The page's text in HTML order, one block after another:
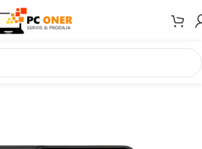
Mobiteli Mobilni telefoni